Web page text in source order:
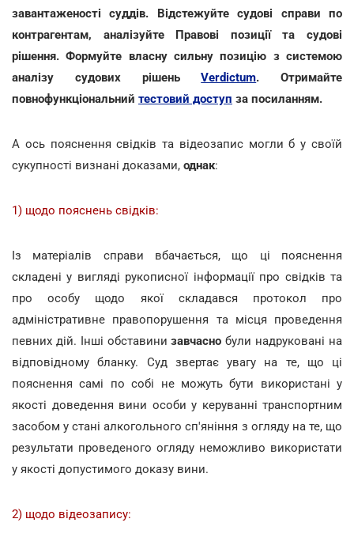
завантаженості суддів. Відстежуйте судові справи по
контрагентам, аналізуйте Правові позиції та судові
рішення. Формуйте власну сильну позицію з системою
аналізу судових рішеньVerdictum. Отримайте
повнофункціональний тестовий доступ за посиланням.
А ось пояснення свідків та відеозапис могли б у своїй
сукупності визнані доказами, однак:
1) щодо пояснень свідків:
Із матеріалів справи вбачається, що ці пояснення
складені у вигляді рукописної інформації про свідків та
про особу щодо якої складався протокол про
адміністративне правопорушення та місця проведення
певних дій. Інші обставинизавчаснобули надруковані на
відповідному бланку. Суд звертає увагу на те, що ці
пояснення самі по собі не можуть бути використані у
якості доведення вини особи у керуванні транспортним
засобом у стані алкогольного сп'яніння з огляду на те, що
результати проведеного огляду неможливо використати
у якості допустимого доказу вини.
2) щодо відеозапису: